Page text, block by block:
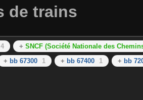
de trains
4 + SNCF (Société Nationale des
+ bb 67300 1 + bb 67400 1 + bb